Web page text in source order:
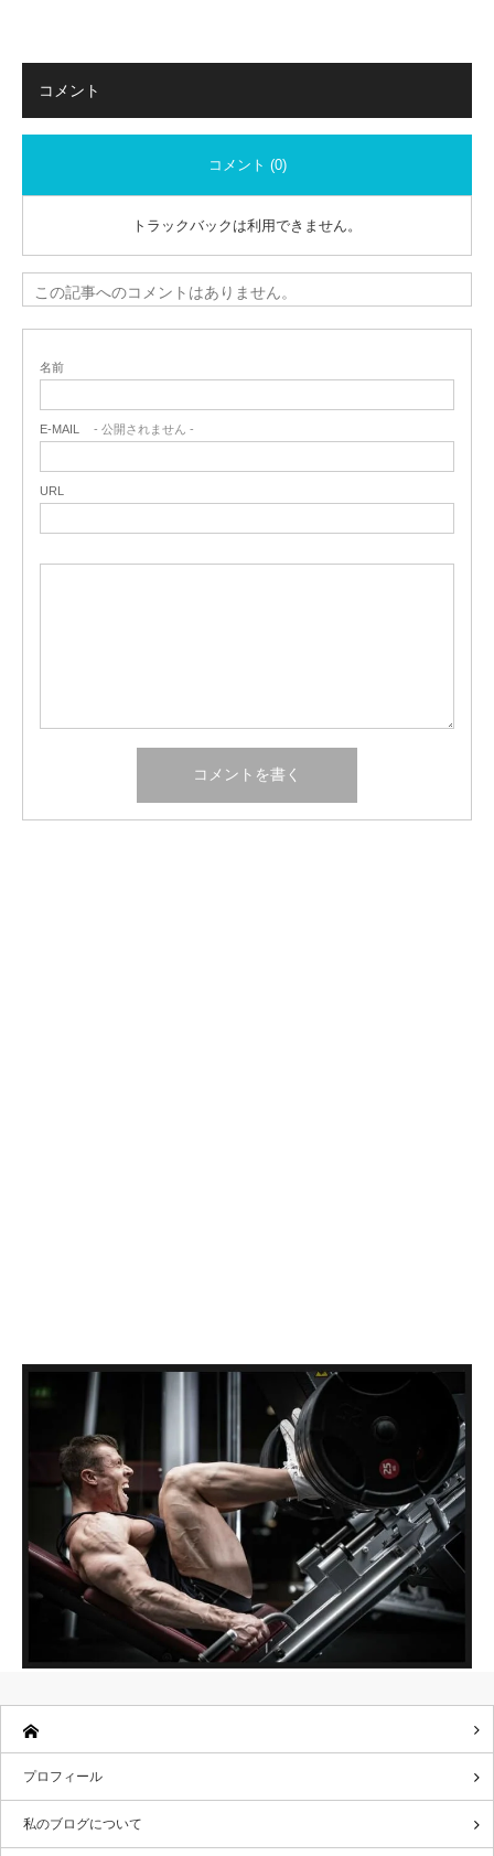
コメント
コメント (0)
トラックバックは利用できません。
この記事へのコメントはありません。
名前
E-MAIL - 公開されません -
URL
プロフィール
私のブログについて